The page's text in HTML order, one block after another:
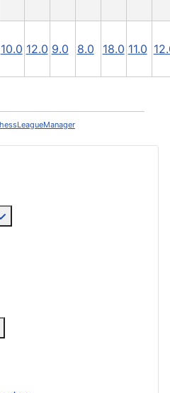
10.0 12.0 9.0 8.0 18.0 11.0